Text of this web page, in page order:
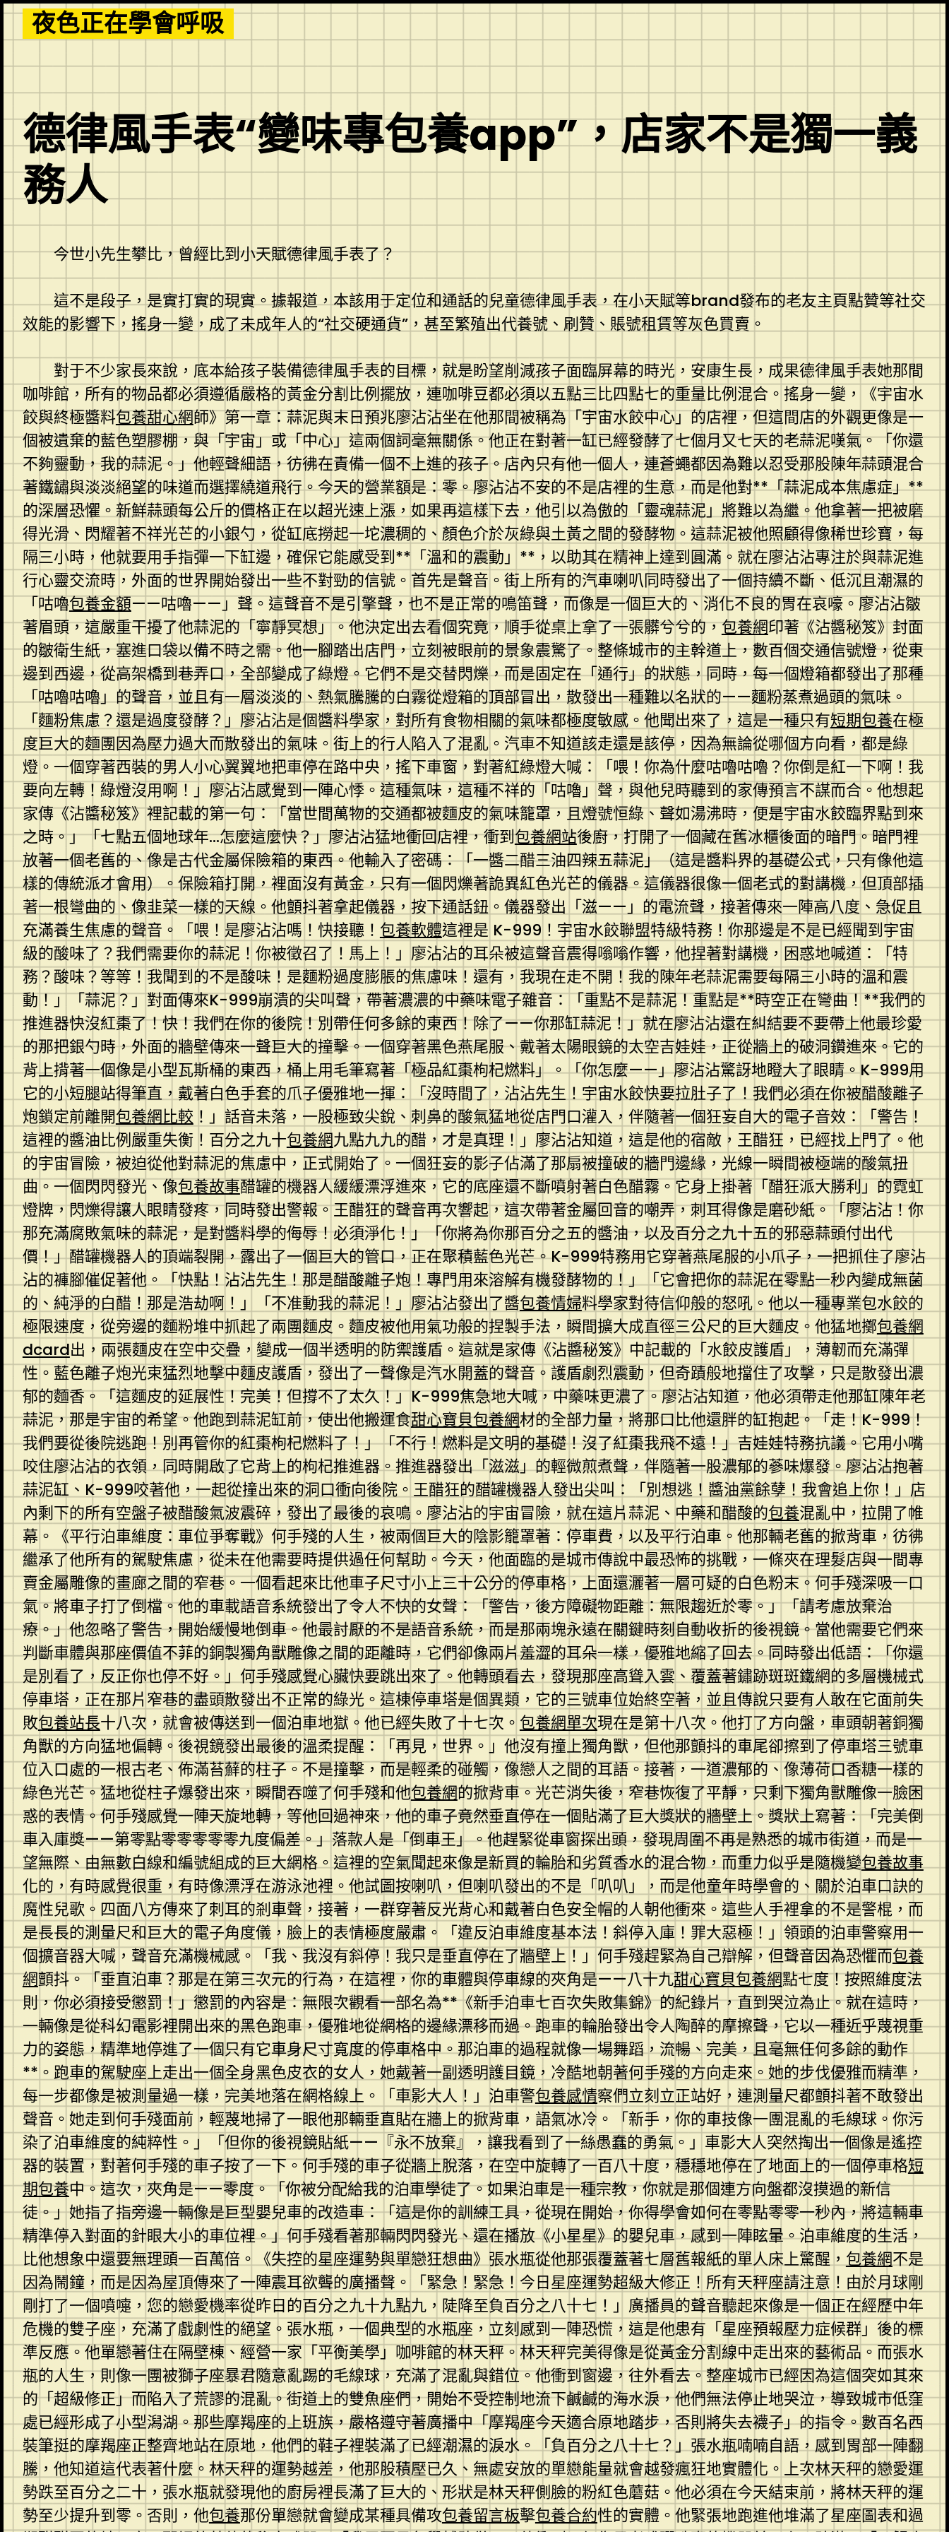
Skip
to
content
夜色正在學會呼吸
德律風手表“變味專包養app”，店家不是獨一義
務人
今世小先生攀比，曾經比到小天賦德律風手表了？
這不是段子，是實打實的現實。據報道，本該用于定位和通話的兒童德律風手表，在小天賦等brand發布的老友主頁點贊等社交
效能的影響下，搖身一變，成了未成年人的“社交硬通貨”，甚至繁殖出代養號、刷贊、賬號租賃等灰色買賣。
對于不少家長來說，底本給孩子裝備德律風手表的目標，就是盼望削減孩子面臨屏幕的時光，安康生長，成果德律風手表她那間
咖啡館，所有的物品都必須遵循嚴格的黃金分割比例擺放，連咖啡豆都必須以五點三比四點七的重量比例混合。搖身一變，《宇宙水
餃與終極醬料包養甜心網師》第一章：蒜泥與末日預兆廖沾沾坐在他那間被稱為「宇宙水餃中心」的店裡，但這間店的外觀更像是一
個被遺棄的藍色塑膠棚，與「宇宙」或「中心」這兩個詞毫無關係。他正在對著一缸已經發酵了七個月又七天的老蒜泥嘆氣。「你還
不夠靈動，我的蒜泥。」他輕聲細語，彷彿在責備一個不上進的孩子。店內只有他一個人，連蒼蠅都因為難以忍受那股陳年蒜頭混合
著鐵鏽與淡淡絕望的味道而選擇繞道飛行。今天的營業額是：零。廖沾沾不安的不是店裡的生意，而是他對**「蒜泥成本焦慮症」**
的深層恐懼。新鮮蒜頭每公斤的價格正在以超光速上漲，如果再這樣下去，他引以為傲的「靈魂蒜泥」將難以為繼。他拿著一把被磨
得光滑、閃耀著不祥光芒的小銀勺，從缸底撈起一坨濃稠的、顏色介於灰綠與土黃之間的發酵物。這蒜泥被他照顧得像稀世珍寶，每
隔三小時，他就要用手指彈一下缸邊，確保它能感受到**「溫和的震動」**，以助其在精神上達到圓滿。就在廖沾沾專注於與蒜泥進
行心靈交流時，外面的世界開始發出一些不對勁的信號。首先是聲音。街上所有的汽車喇叭同時發出了一個持續不斷、低沉且潮濕的
「咕嚕包養金額——咕嚕——」聲。這聲音不是引擎聲，也不是正常的鳴笛聲，而像是一個巨大的、消化不良的胃在哀嚎。廖沾沾皺
著眉頭，這嚴重干擾了他蒜泥的「寧靜冥想」。他決定出去看個究竟，順手從桌上拿了一張髒兮兮的，包養網印著《沾醬秘笈》封面
的皺衛生紙，塞進口袋以備不時之需。他一腳踏出店門，立刻被眼前的景象震驚了。整條城市的主幹道上，數百個交通信號燈，從東
邊到西邊，從高架橋到巷弄口，全部變成了綠燈。它們不是交替閃爍，而是固定在「通行」的狀態，同時，每一個燈箱都發出了那種
「咕嚕咕嚕」的聲音，並且有一層淡淡的、熱氣騰騰的白霧從燈箱的頂部冒出，散發出一種難以名狀的——麵粉蒸煮過頭的氣味。
「麵粉焦慮？還是過度發酵？」廖沾沾是個醬料學家，對所有食物相關的氣味都極度敏感。他聞出來了，這是一種只有短期包養在極
度巨大的麵團因為壓力過大而散發出的氣味。街上的行人陷入了混亂。汽車不知道該走還是該停，因為無論從哪個方向看，都是綠
燈。一個穿著西裝的男人小心翼翼地把車停在路中央，搖下車窗，對著紅綠燈大喊：「喂！你為什麼咕嚕咕嚕？你倒是紅一下啊！我
要向左轉！綠燈沒用啊！」廖沾沾感覺到一陣心悸。這種氣味，這種不祥的「咕嚕」聲，與他兒時聽到的家傳預言不謀而合。他想起
家傳《沾醬秘笈》裡記載的第一句：「當世間萬物的交通都被麵皮的氣味籠罩，且燈號恒綠、聲如湯沸時，便是宇宙水餃臨界點到來
之時。」「七點五個地球年…怎麼這麼快？」廖沾沾猛地衝回店裡，衝到包養網站後廚，打開了一個藏在舊冰櫃後面的暗門。暗門裡
放著一個老舊的、像是古代金屬保險箱的東西。他輸入了密碼：「一醬二醋三油四辣五蒜泥」（這是醬料界的基礎公式，只有像他這
樣的傳統派才會用）。保險箱打開，裡面沒有黃金，只有一個閃爍著詭異紅色光芒的儀器。這儀器很像一個老式的對講機，但頂部插
著一根彎曲的、像韭菜一樣的天線。他顫抖著拿起儀器，按下通話鈕。儀器發出「滋——」的電流聲，接著傳來一陣高八度、急促且
充滿養生焦慮的聲音。「喂！是廖沾沾嗎！快接聽！ 包養軟體這裡是 K-999！宇宙水餃聯盟特級特務！你那邊是不是已經聞到宇宙
級的酸味了？我們需要你的蒜泥！你被徵召了！馬上！」廖沾沾的耳朵被這聲音震得嗡嗡作響，他捏著對講機，困惑地喊道：「特
務？酸味？等等！我聞到的不是酸味！是麵粉過度膨脹的焦慮味！還有，我現在走不開！我的陳年老蒜泥需要每隔三小時的溫和震
動！」「蒜泥？」對面傳來K-999崩潰的尖叫聲，帶著濃濃的中藥味電子雜音：「重點不是蒜泥！重點是**時空正在彎曲！**我們的
推進器快沒紅棗了！快！我們在你的後院！別帶任何多餘的東西！除了——你那缸蒜泥！」就在廖沾沾還在糾結要不要帶上他最珍愛
的那把銀勺時，外面的牆壁傳來一聲巨大的撞擊。一個穿著黑色燕尾服、戴著太陽眼鏡的太空吉娃娃，正從牆上的破洞鑽進來。它的
背上揹著一個像是小型瓦斯桶的東西，桶上用毛筆寫著「極品紅棗枸杞燃料」。「你怎麼——」廖沾沾驚訝地瞪大了眼睛。K-999用
它的小短腿站得筆直，戴著白色手套的爪子優雅地一揮：「沒時間了，沾沾先生！宇宙水餃快要拉肚子了！我們必須在你被醋酸離子
炮鎖定前離開包養網比較！」話音未落，一股極致尖銳、刺鼻的酸氣猛地從店門口灌入，伴隨著一個狂妄自大的電子音效：「警告！
這裡的醬油比例嚴重失衡！百分之九十包養網九點九九的醋，才是真理！」廖沾沾知道，這是他的宿敵，王醋狂，已經找上門了。他
的宇宙冒險，被迫從他對蒜泥的焦慮中，正式開始了。一個狂妄的影子佔滿了那扇被撞破的牆門邊緣，光線一瞬間被極端的酸氣扭
曲。一個閃閃發光、像包養故事醋罐的機器人緩緩漂浮進來，它的底座還不斷噴射著白色醋霧。它身上掛著「醋狂派大勝利」的霓虹
燈牌，閃爍得讓人眼睛發疼，同時發出警報。王醋狂的聲音再次響起，這次帶著金屬回音的嘲弄，刺耳得像是磨砂紙。「廖沾沾！你
那充滿腐敗氣味的蒜泥，是對醬料學的侮辱！必須淨化！」「你將為你那百分之五的醬油，以及百分之九十五的邪惡蒜頭付出代
價！」醋罐機器人的頂端裂開，露出了一個巨大的管口，正在聚積藍色光芒。K-999特務用它穿著燕尾服的小爪子，一把抓住了廖沾
沾的褲腳催促著他。「快點！沾沾先生！那是醋酸離子炮！專門用來溶解有機發酵物的！」「它會把你的蒜泥在零點一秒內變成無菌
的、純淨的白醋！那是浩劫啊！」「不准動我的蒜泥！」廖沾沾發出了醬包養情婦料學家對待信仰般的怒吼。他以一種專業包水餃的
極限速度，從旁邊的麵粉堆中抓起了兩團麵皮。麵皮被他用氣功般的捏製手法，瞬間擴大成直徑三公尺的巨大麵皮。他猛地擲包養網
dcard出，兩張麵皮在空中交疊，變成一個半透明的防禦護盾。這就是家傳《沾醬秘笈》中記載的「水餃皮護盾」，薄韌而充滿彈
性。藍色離子炮光束猛烈地擊中麵皮護盾，發出了一聲像是汽水開蓋的聲音。護盾劇烈震動，但奇蹟般地擋住了攻擊，只是散發出濃
郁的麵香。「這麵皮的延展性！完美！但撐不了太久！」K-999焦急地大喊，中藥味更濃了。廖沾沾知道，他必須帶走他那缸陳年老
蒜泥，那是宇宙的希望。他跑到蒜泥缸前，使出他搬運食甜心寶貝包養網材的全部力量，將那口比他還胖的缸抱起。「走！K-999！
我們要從後院逃跑！別再管你的紅棗枸杞燃料了！」「不行！燃料是文明的基礎！沒了紅棗我飛不遠！」吉娃娃特務抗議。它用小嘴
咬住廖沾沾的衣領，同時開啟了它背上的枸杞推進器。推進器發出「滋滋」的輕微煎煮聲，伴隨著一股濃郁的蔘味爆發。廖沾沾抱著
蒜泥缸、K-999咬著他，一起從撞出來的洞口衝向後院。王醋狂的醋罐機器人發出尖叫：「別想逃！醬油黨餘孽！我會追上你！」店
內剩下的所有空盤子被醋酸氣波震碎，發出了最後的哀鳴。廖沾沾的宇宙冒險，就在這片蒜泥、中藥和醋酸的包養混亂中，拉開了帷
幕。《平行泊車維度：車位爭奪戰》何手殘的人生，被兩個巨大的陰影籠罩著：停車費，以及平行泊車。他那輛老舊的掀背車，彷彿
繼承了他所有的駕駛焦慮，從未在他需要時提供過任何幫助。今天，他面臨的是城市傳說中最恐怖的挑戰，一條夾在理髮店與一間專
賣金屬雕像的畫廊之間的窄巷。一個看起來比他車子尺寸小上三十公分的停車格，上面還灑著一層可疑的白色粉末。何手殘深吸一口
氣。將車子打了倒檔。他的車載語音系統發出了令人不快的女聲：「警告，後方障礙物距離：無限趨近於零。」「請考慮放棄治
療。」他忽略了警告，開始緩慢地倒車。他最討厭的不是語音系統，而是那兩塊永遠在關鍵時刻自動收折的後視鏡。當他需要它們來
判斷車體與那座價值不菲的銅製獨角獸雕像之間的距離時，它們卻像兩片羞澀的耳朵一樣，優雅地縮了回去。同時發出低語：「你還
是別看了，反正你也停不好。」何手殘感覺心臟快要跳出來了。他轉頭看去，發現那座高聳入雲、覆蓋著鏽跡斑斑鐵網的多層機械式
停車塔，正在那片窄巷的盡頭散發出不正常的綠光。這棟停車塔是個異類，它的三號車位始終空著，並且傳說只要有人敢在它面前失
敗包養站長十八次，就會被傳送到一個泊車地獄。他已經失敗了十七次。 包養網單次現在是第十八次。他打了方向盤，車頭朝著銅獨
角獸的方向猛地偏轉。後視鏡發出最後的溫柔提醒：「再見，世界。」他沒有撞上獨角獸，但他那顫抖的車尾卻擦到了停車塔三號車
位入口處的一根古老、佈滿苔蘚的柱子。不是撞擊，而是輕柔的碰觸，像戀人之間的耳語。接著，一道濃郁的、像薄荷口香糖一樣的
綠色光芒。猛地從柱子爆發出來，瞬間吞噬了何手殘和他包養網的掀背車。光芒消失後，窄巷恢復了平靜，只剩下獨角獸雕像一臉困
惑的表情。何手殘感覺一陣天旋地轉，等他回過神來，他的車子竟然垂直停在一個貼滿了巨大獎狀的牆壁上。獎狀上寫著：「完美倒
車入庫獎——第零點零零零零零九度偏差。」落款人是「倒車王」。他趕緊從車窗探出頭，發現周圍不再是熟悉的城市街道，而是一
望無際、由無數白線和編號組成的巨大網格。這裡的空氣聞起來像是新買的輪胎和劣質香水的混合物，而重力似乎是隨機變包養故事
化的，有時感覺很重，有時像漂浮在游泳池裡。他試圖按喇叭，但喇叭發出的不是「叭叭」，而是他童年時學會的、關於泊車口訣的
魔性兒歌。四面八方傳來了刺耳的剎車聲，接著，一群穿著反光背心和戴著白色安全帽的人朝他衝來。這些人手裡拿的不是警棍，而
是長長的測量尺和巨大的電子角度儀，臉上的表情極度嚴肅。「違反泊車維度基本法！斜停入庫！罪大惡極！」領頭的泊車警察用一
個擴音器大喊，聲音充滿機械感。「我、我沒有斜停！我只是垂直停在了牆壁上！」何手殘趕緊為自己辯解，但聲音因為恐懼而包養
網顫抖。「垂直泊車？那是在第三次元的行為，在這裡，你的車體與停車線的夾角是——八十九甜心寶貝包養網點七度！按照維度法
則，你必須接受懲罰！」懲罰的內容是：無限次觀看一部名為**《新手泊車七百次失敗集錦》的紀錄片，直到哭泣為止。就在這時，
一輛像是從科幻電影裡開出來的黑色跑車，優雅地從網格的邊緣漂移而過。跑車的輪胎發出令人陶醉的摩擦聲，它以一種近乎蔑視重
力的姿態，精準地停進了一個只有它車身尺寸寬度的停車格中。那泊車的過程就像一場舞蹈，流暢、完美，且毫無任何多餘的動作
**。跑車的駕駛座上走出一個全身黑色皮衣的女人，她戴著一副透明護目鏡，冷酷地朝著何手殘的方向走來。她的步伐優雅而精準，
每一步都像是被測量過一樣，完美地落在網格線上。「車影大人！」泊車警包養感情察們立刻立正站好，連測量尺都顫抖著不敢發出
聲音。她走到何手殘面前，輕蔑地掃了一眼他那輛垂直貼在牆上的掀背車，語氣冰冷。「新手，你的車技像一團混亂的毛線球。你污
染了泊車維度的純粹性。」「但你的後視鏡貼紙——『永不放棄』，讓我看到了一絲愚蠢的勇氣。」車影大人突然掏出一個像是遙控
器的裝置，對著何手殘的車子按了一下。何手殘的車子從牆上脫落，在空中旋轉了一百八十度，穩穩地停在了地面上的一個停車格短
期包養中。這次，夾角是——零度。「你被分配給我的泊車學徒了。如果泊車是一種宗教，你就是那個連方向盤都沒摸過的新信
徒。」她指了指旁邊一輛像是巨型嬰兒車的改造車：「這是你的訓練工具，從現在開始，你得學會如何在零點零零一秒內，將這輛車
精準停入對面的針眼大小的車位裡。」何手殘看著那輛閃閃發光、還在播放《小星星》的嬰兒車，感到一陣眩暈。泊車維度的生活，
比他想象中還要無理頭一百萬倍。《失控的星座運勢與單戀狂想曲》張水瓶從他那張覆蓋著七層舊報紙的單人床上驚醒，包養網不是
因為鬧鐘，而是因為屋頂傳來了一陣震耳欲聾的廣播聲。「緊急！緊急！今日星座運勢超級大修正！所有天秤座請注意！由於月球剛
剛打了一個噴嚏，您的戀愛機率從昨日的百分之九十九點九，陡降至負百分之八十七！」廣播員的聲音聽起來像是一個正在經歷中年
危機的雙子座，充滿了戲劇性的絕望。張水瓶，一個典型的水瓶座，立刻感到一陣恐慌，這是他患有「星座預報壓力症候群」後的標
準反應。他單戀著住在隔壁棟、經營一家「平衡美學」咖啡館的林天秤。林天秤完美得像是從黃金分割線中走出來的藝術品。而張水
瓶的人生，則像一團被獅子座暴君隨意亂踢的毛線球，充滿了混亂與錯位。他衝到窗邊，往外看去。整座城市已經因為這個突如其來
的「超級修正」而陷入了荒謬的混亂。街道上的雙魚座們，開始不受控制地流下鹹鹹的海水淚，他們無法停止地哭泣，導致城市低窪
處已經形成了小型潟湖。那些摩羯座的上班族，嚴格遵守著廣播中「摩羯座今天適合原地踏步，否則將失去襪子」的指令。數百名西
裝筆挺的摩羯座正整齊地站在原地，他們的鞋子裡裝滿了已經潮濕的淚水。「負百分之八十七？」張水瓶喃喃自語，感到胃部一陣翻
騰，他知道這代表著什麼。林天秤的運勢越差，他那股積壓已久、無處安放的單戀能量就會越發瘋狂地實體化。上次林天秤的戀愛運
勢跌至百分之二十，張水瓶就發現他的廚房裡長滿了巨大的、形狀是林天秤側臉的粉紅色蘑菇。他必須在今天結束前，將林天秤的運
勢至少提升到零。否則，他包養那份單戀就會變成某種具備攻包養留言板擊包養合約性的實體。他緊張地跑進他堆滿了星座圖表和過